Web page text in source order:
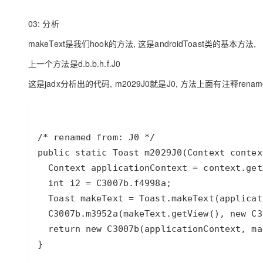
03: 分析
makeText是我们hook的方法, 这是androidToast类的基本方法,
上一个方法是d.b.b.h.f.J0
这是jadx分析出的代码, m2029J0就是J0, 方法上面有注释
}